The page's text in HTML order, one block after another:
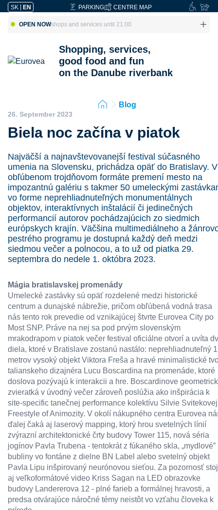
SK EN PARKING CENTRE MAP
OPEN NOWshops and services until 21:00
Shopping, services,
good food and fun
on the Danube riverbank
Blog
26. September 2023
Biela noc začína v piatok
Najväčší a najnavštevovanejší festival súčasného
umenia na Slovensku, prichádza opäť do Bratislavy. V
obľúbenom trojdňovom formáte premení mesto na
impozantnú galériu s takmer 50 umeleckými
vo forme neprehliadnuteľných monumentálnych
objektov, interaktívnych inštalácií či jedinečných
performancií autorov pochádzajúcich zo siedmich
európskych krajín. Väčšina multimediálneho a
pestrého programu je dostupná každý deň medzi
siedmou večer a polnocou, a to už od piatka 29.
septembra do nedele 1. októbra 2023.
Mágia bratislavskej promenády
Umelecké zastávky sú opäť rozdelené medzi historické
centrum a dunajské nábrežie, pričom obľúbená vodná trasa
nás tento rok prevedie od vznikajúcej štvrte Eurovea City po
Most SNP. Práve na nej sa pod prvým slovenským
mrakodrapom v piatok večer festival oficiálne otvorí a uvíta
diela, ktoré v Bratislave zostanú nastálo: neprehliadnuteľný
metrov vysoký objekt Viktora Freša a hravé minimalistické
talianskeho dizajnéra Lucu Boscardina na promenáde, ktoré
doslova pozývajú k interakcii a hre. Boscardinove
zvieratká v úvodný večer zároveň poslúžia ako inšpirácia k
site-specific tanečnej performance kolektívu Silvie
Freestyle of Animozity. V okolí nákupného centra Eurovea
ďalej čaká aj laserový mapping, ktorý hrou svetelných línií
zvýrazní architektonické črty budovy Tower 115, nová séria
jogínov Pavla Trubena - tentokrát z fúkaného skla, „mydlové”
bubliny vo fontáne z dielne BN Label alebo svetelný objekt
Pavla Lipu inšpirovaný neurónovou sieťou. Za pozornosť
aj veľkoformátové video Kriss Sagan na LED obrazovke
budovy Landererova 12 - plné farieb a formálnej hravosti, a
predsa otvárajúce náročné témy neistôt vo vzťahu človeka k